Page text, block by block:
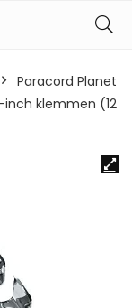
Paracord Planet
klemmen (12